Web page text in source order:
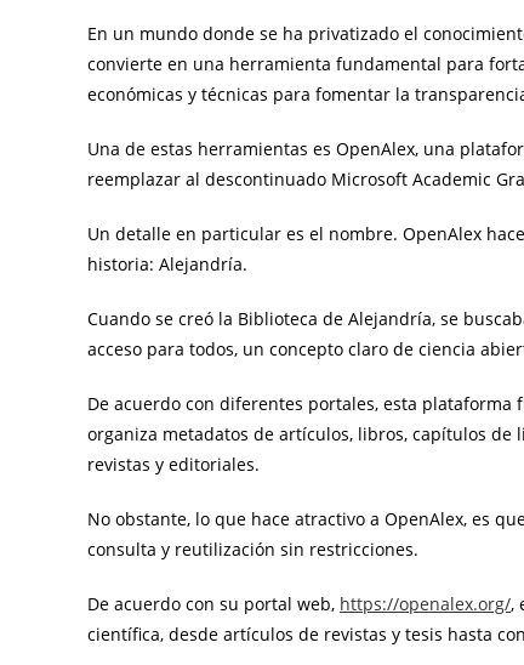
En un mundo donde se ha privatizado el
convierte en una herramienta fundamental para
económicas y técnicas para fomentar la
Una de estas herramientas es OpenAlex, una
reemplazar al descontinuado Microsoft Academic
Un detalle en particular es el nombre. OpenAlex
historia: Alejandría.
Cuando se creó la Biblioteca de Alejandría, se
acceso para todos, un concepto claro de ciencia
De acuerdo con diferentes portales, esta
organiza metadatos de artículos, libros, capítulos
revistas y editoriales.
No obstante, lo que hace atractivo a OpenAlex, es
consulta y reutilización sin restricciones.
De acuerdo con su portal web, https://openalex.org/,
científica, desde artículos de revistas y tesis hasta